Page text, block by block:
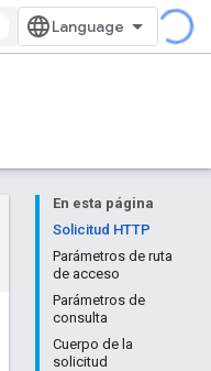
En esta página
Solicitud HTTP
Parámetros de ruta
de acceso
Parámetros de
consulta
Cuerpo de la
solicitud